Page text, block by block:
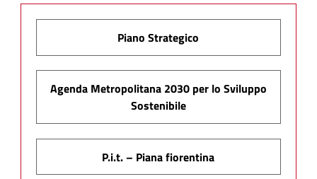
Piano Strategico
Agenda Metropolitana 2030 per lo Sviluppo
Sostenibile
P.i.t. – Piana fiorentina